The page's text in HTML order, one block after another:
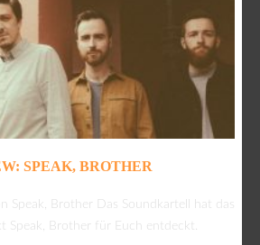
SPEAK, BROTHER
Speak, Brother Das Soundkartell hat das
Speak, Brother für Euch entdeckt.